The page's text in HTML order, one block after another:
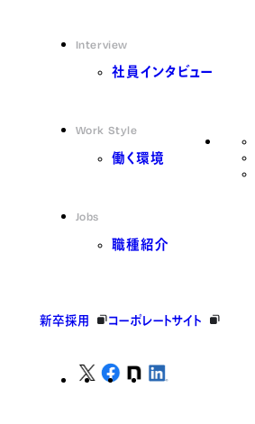
Interview
社員インタビュー
Work Style
働く環境
Jobs
職種紹介
新卒採用 コーポレートサイト